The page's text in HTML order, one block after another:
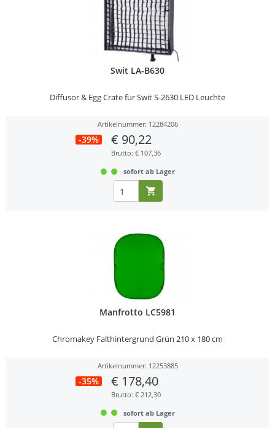
Swit LA-B630
Diffusor & Egg Crate für Swit S-2630 LED Leuchte
Artikelnummer: 12284206
-39% € 90,22
Brutto: € 107,36
sofort ab Lager
Manfrotto LC5981
Chromakey Falthintergrund Grün 210 x 180 cm
Artikelnummer: 12253885
-35% € 178,40
Brutto: € 212,30
sofort ab Lager